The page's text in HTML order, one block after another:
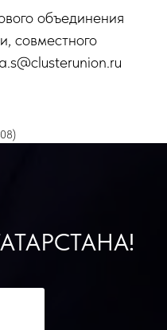
объединения
совместного